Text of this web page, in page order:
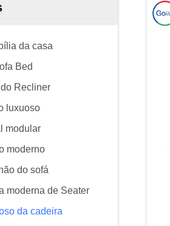
da casa
Bed
Recliner
luxuoso
modular
moderno
do sofá
moderna de Seater
da cadeira